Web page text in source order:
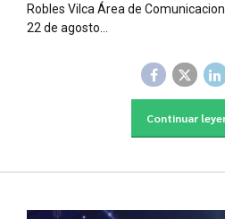
Robles Vilca Área de
22 de agosto...
Continuar